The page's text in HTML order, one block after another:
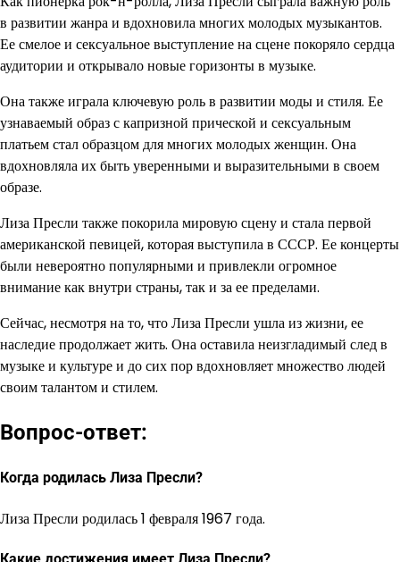
в развитии жанра и вдохновила многих молодых музыкантов.
Ее смелое и сексуальное выступление на сцене покоряло сердца
аудитории и открывало новые горизонты в музыке.
Она также играла ключевую роль в развитии моды и стиля. Ее
узнаваемый образ с капризной прической и сексуальным
платьем стал образцом для многих молодых женщин. Она
вдохновляла их быть уверенными и выразительными в своем
образе.
Лиза Пресли также покорила мировую сцену и стала первой
американской певицей, которая выступила в СССР. Ее концерты
были невероятно популярными и привлекли огромное
внимание как внутри страны, так и за ее пределами.
Сейчас, несмотря на то, что Лиза Пресли ушла из жизни, ее
наследие продолжает жить. Она оставила неизгладимый след в
музыке и культуре и до сих пор вдохновляет множество людей
своим талантом и стилем.
Вопрос-ответ:
Когда родилась Лиза Пресли?
Лиза Пресли родилась 1 февраля 1967 года.